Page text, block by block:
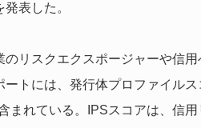
表した。
のリスクエクスポージャーや信
トには、発行体プロファイル
まれている。IPSスコアは、信